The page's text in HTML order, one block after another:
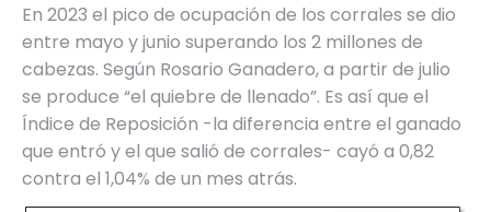
En 2023 el pico de ocupación de los corrales se dio
entre mayo y junio superando los 2 millones de
cabezas. Según Rosario Ganadero, a partir de julio
se produce “el quiebre de llenado”. Es así que el
Índice de Reposición -la diferencia entre el ganado
que entró y el que salió de corrales- cayó a 0,82
contra el 1,04% de un mes atrás.